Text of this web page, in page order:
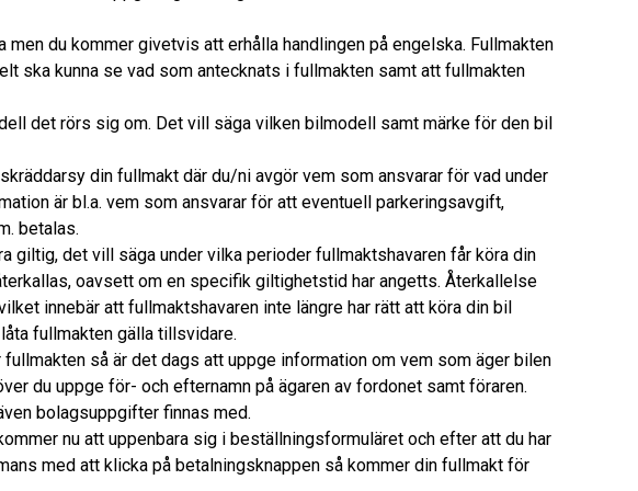
du kommer givetvis att erhålla handlingen på engelska. Fullmakten
ska kunna se vad som antecknats i fullmakten samt att fullmakten
det rörs sig om. Det vill säga vilken bilmodell samt märke för den bil
din fullmakt där du/ni avgör vem som ansvarar för vad under
är bl.a. vem som ansvarar för att eventuell parkeringsavgift,
betalas.
giltig, det vill säga under vilka perioder fullmaktshavaren får köra din
oavsett om en specifik giltighetstid har angetts. Återkallelse
innebär att fullmaktshavaren inte längre har rätt att köra din bil
fullmakten gälla tillsvidare.
så är det dags att uppge information om vem som äger bilen
du uppge för- och efternamn på ägaren av fordonet samt föraren.
bolagsuppgifter finnas med.
nu att uppenbara sig i beställningsformuläret och efter att du har
med att klicka på betalningsknappen så kommer din fullmakt för